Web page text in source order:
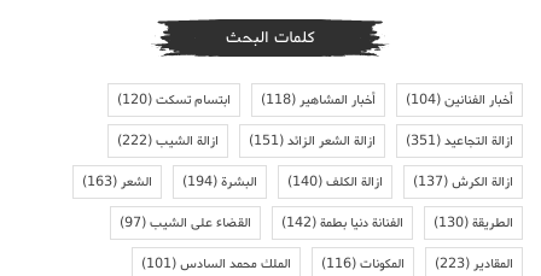
كلمات البحث
أخبار الفنانين(104) أخبار المشاهير(118) ابتسام تسكت(120)
ازالة التجاعيد(351) ازالة الشعر الزائد(151) ازالة الشيب(222)
ازالة الكرش(137) ازالة الكلف(140) البشرة(194) الشعر(163)
الطريقة(130) الفنانة دنيا بطمة(142) القضاء على الشيب(97)
المقادير(223) المكونات(116) الملك محمد السادس(101)